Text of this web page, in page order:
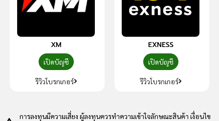
XM
เปิดบัญชี
รีวิวโบรกเกอร์
EXNESS
เปิดบัญชี
รีวิวโบรกเกอร์
การลงทุนมีความเสี่ยง ผู้ลงทุนควรทำความเข้าใจลักษณะสินค้า เงื่อนไข